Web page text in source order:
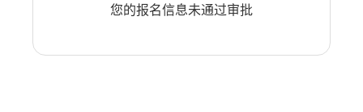
您的报名信息未通过审批